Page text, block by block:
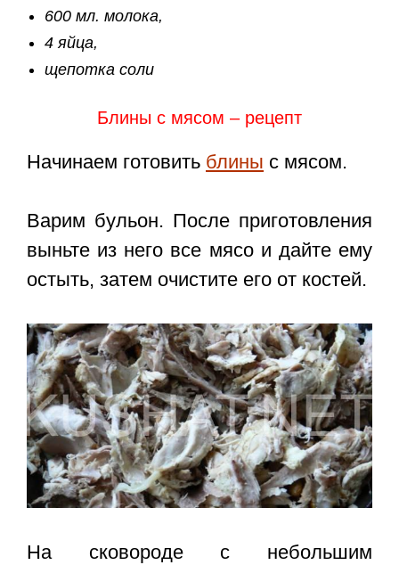
600 мл. молока,
4 яйца,
щепотка соли
Блины с мясом – рецепт
Начинаем готовить блины с мясом.
Варим бульон. После приготовления
выньте из него все мясо и дайте ему
остыть, затем очистите его от костей.
На сковороде с небольшим